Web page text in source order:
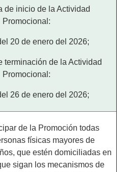
inicio de la Actividad
Promocional:
20 de enero del 2026;
de la Actividad
Promocional:
26 de enero del 2026;
de la Promoción todas
físicas mayores de
que estén domiciliadas en
sigan los mecanismos de